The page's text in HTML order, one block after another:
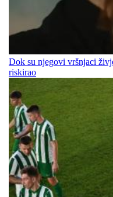
Dok su njegovi vršnjaci
riskirao